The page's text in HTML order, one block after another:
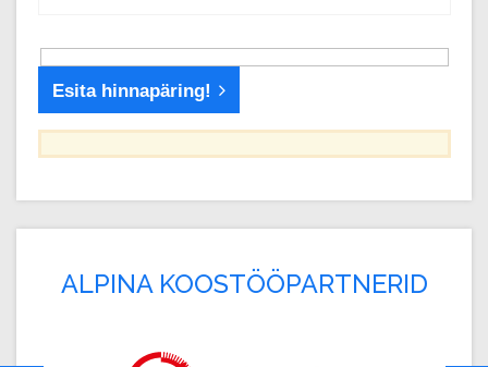
Esita hinnapäring!
ALPINA KOOSTÖÖPARTNERID